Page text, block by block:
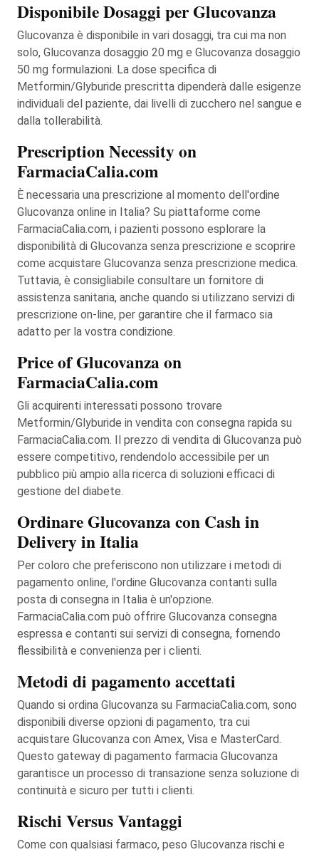
Disponibile Dosaggi per Glucovanza
Glucovanza è disponibile in vari dosaggi, tra cui ma non
solo, Glucovanza dosaggio 20 mg e Glucovanza dosaggio
50 mg formulazioni. La dose specifica di
Metformin/Glyburide prescritta dipenderà dalle esigenze
individuali del paziente, dai livelli di zucchero nel sangue e
dalla tollerabilità.
Prescription Necessity on
FarmaciaCalia.com
È necessaria una prescrizione al momento dell'ordine
Glucovanza online in Italia? Su piattaforme come
FarmaciaCalia.com, i pazienti possono esplorare la
disponibilità di Glucovanza senza prescrizione e scoprire
come acquistare Glucovanza senza prescrizione medica.
Tuttavia, è consigliabile consultare un fornitore di
assistenza sanitaria, anche quando si utilizzano servizi di
prescrizione on-line, per garantire che il farmaco sia
adatto per la vostra condizione.
Price of Glucovanza on
FarmaciaCalia.com
Gli acquirenti interessati possono trovare
Metformin/Glyburide in vendita con consegna rapida su
FarmaciaCalia.com. Il prezzo di vendita di Glucovanza può
essere competitivo, rendendolo accessibile per un
pubblico più ampio alla ricerca di soluzioni efficaci di
gestione del diabete.
Ordinare Glucovanza con Cash in
Delivery in Italia
Per coloro che preferiscono non utilizzare i metodi di
pagamento online, l'ordine Glucovanza contanti sulla
posta di consegna in Italia è un'opzione.
FarmaciaCalia.com può offrire Glucovanza consegna
espressa e contanti sui servizi di consegna, fornendo
flessibilità e convenienza per i clienti.
Metodi di pagamento accettati
Quando si ordina Glucovanza su FarmaciaCalia.com, sono
disponibili diverse opzioni di pagamento, tra cui
acquistare Glucovanza con Amex, Visa e MasterCard.
Questo gateway di pagamento farmacia Glucovanza
garantisce un processo di transazione senza soluzione di
continuità e sicuro per tutti i clienti.
Rischi Versus Vantaggi
Come con qualsiasi farmaco, peso Glucovanza rischi e